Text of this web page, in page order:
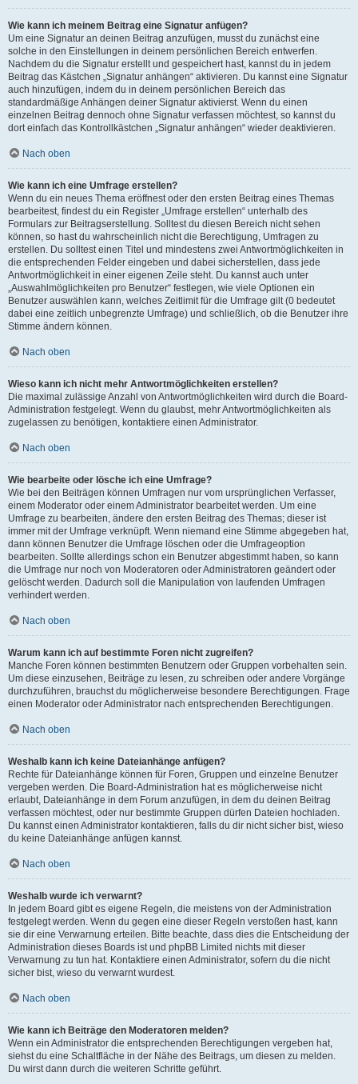
Wie kann ich meinem Beitrag eine Signatur anfügen?
Um eine Signatur an deinen Beitrag anzufügen, musst du zunächst eine
solche in den Einstellungen in deinem persönlichen Bereich entwerfen.
Nachdem du die Signatur erstellt und gespeichert hast, kannst du in jedem
Beitrag das Kästchen „Signatur anhängen“ aktivieren. Du kannst eine Signatur
auch hinzufügen, indem du in deinem persönlichen Bereich das
standardmäßige Anhängen deiner Signatur aktivierst. Wenn du einen
einzelnen Beitrag dennoch ohne Signatur verfassen möchtest, so kannst du
dort einfach das Kontrollkästchen „Signatur anhängen“ wieder deaktivieren.
Nach oben
Wie kann ich eine Umfrage erstellen?
Wenn du ein neues Thema eröffnest oder den ersten Beitrag eines Themas
bearbeitest, findest du ein Register „Umfrage erstellen“ unterhalb des
Formulars zur Beitragserstellung. Solltest du diesen Bereich nicht sehen
können, so hast du wahrscheinlich nicht die Berechtigung, Umfragen zu
erstellen. Du solltest einen Titel und mindestens zwei Antwortmöglichkeiten in
die entsprechenden Felder eingeben und dabei sicherstellen, dass jede
Antwortmöglichkeit in einer eigenen Zeile steht. Du kannst auch unter
„Auswahlmöglichkeiten pro Benutzer“ festlegen, wie viele Optionen ein
Benutzer auswählen kann, welches Zeitlimit für die Umfrage gilt (0 bedeutet
dabei eine zeitlich unbegrenzte Umfrage) und schließlich, ob die Benutzer ihre
Stimme ändern können.
Nach oben
Wieso kann ich nicht mehr Antwortmöglichkeiten erstellen?
Die maximal zulässige Anzahl von Antwortmöglichkeiten wird durch die Board-
Administration festgelegt. Wenn du glaubst, mehr Antwortmöglichkeiten als
zugelassen zu benötigen, kontaktiere einen Administrator.
Nach oben
Wie bearbeite oder lösche ich eine Umfrage?
Wie bei den Beiträgen können Umfragen nur vom ursprünglichen Verfasser,
einem Moderator oder einem Administrator bearbeitet werden. Um eine
Umfrage zu bearbeiten, ändere den ersten Beitrag des Themas; dieser ist
immer mit der Umfrage verknüpft. Wenn niemand eine Stimme abgegeben hat,
dann können Benutzer die Umfrage löschen oder die Umfrageoption
bearbeiten. Sollte allerdings schon ein Benutzer abgestimmt haben, so kann
die Umfrage nur noch von Moderatoren oder Administratoren geändert oder
gelöscht werden. Dadurch soll die Manipulation von laufenden Umfragen
verhindert werden.
Nach oben
Warum kann ich auf bestimmte Foren nicht zugreifen?
Manche Foren können bestimmten Benutzern oder Gruppen vorbehalten sein.
Um diese einzusehen, Beiträge zu lesen, zu schreiben oder andere Vorgänge
durchzuführen, brauchst du möglicherweise besondere Berechtigungen. Frage
einen Moderator oder Administrator nach entsprechenden Berechtigungen.
Nach oben
Weshalb kann ich keine Dateianhänge anfügen?
Rechte für Dateianhänge können für Foren, Gruppen und einzelne Benutzer
vergeben werden. Die Board-Administration hat es möglicherweise nicht
erlaubt, Dateianhänge in dem Forum anzufügen, in dem du deinen Beitrag
verfassen möchtest, oder nur bestimmte Gruppen dürfen Dateien hochladen.
Du kannst einen Administrator kontaktieren, falls du dir nicht sicher bist, wieso
du keine Dateianhänge anfügen kannst.
Nach oben
Weshalb wurde ich verwarnt?
In jedem Board gibt es eigene Regeln, die meistens von der Administration
festgelegt werden. Wenn du gegen eine dieser Regeln verstoßen hast, kann
sie dir eine Verwarnung erteilen. Bitte beachte, dass dies die Entscheidung der
Administration dieses Boards ist und phpBB Limited nichts mit dieser
Verwarnung zu tun hat. Kontaktiere einen Administrator, sofern du die nicht
sicher bist, wieso du verwarnt wurdest.
Nach oben
Wie kann ich Beiträge den Moderatoren melden?
Wenn ein Administrator die entsprechenden Berechtigungen vergeben hat,
siehst du eine Schaltfläche in der Nähe des Beitrags, um diesen zu melden.
Du wirst dann durch die weiteren Schritte geführt.